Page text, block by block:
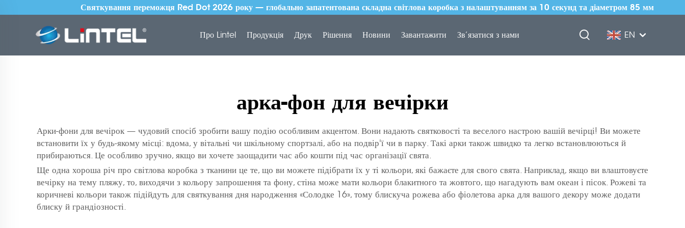
Святкування переможця Red Dot 2026 року — глобально запатентована складна світлова коробка з налаштуванням за 10 секунд та діаметром 85 мм
Про Lintel Продукція Друк Рішення Новини Завантажити Зв’язатися з нами EN
арка-фон для вечірки
Арки-фони для вечірок — чудовий спосіб зробити вашу подію особливим акцентом. Вони надають святковості та веселого настрою вашій вечірці! Ви можете
встановити їх у будь-якому місці: вдома, у вітальні чи шкільному спортзалі, або на подвір'ї чи в парку. Такі арки також швидко та легко встановлюються й
прибираються. Це особливо зручно, якщо ви хочете заощадити час або кошти під час організації свята.
Ще одна хороша річ про світлова коробка з тканини це те, що ви можете підібрати їх у ті кольори, які бажаєте для свого свята. Наприклад, якщо ви влаштовуєте
вечірку на тему пляжу, то, виходячи з кольору запрошення та фону, стіна може мати кольори блакитного та жовтого, що нагадують вам океан і пісок. Рожеві та
коричневі кольори також підійдуть для святкування дня народження «Солодке 16», тому блискуча рожева або фіолетова арка для вашого декору може додати
блиску й грандіозності.